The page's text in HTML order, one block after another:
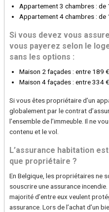
Appartement 3 chambres : de
Appartement 4 chambres : de
Si vous devez vous
vous payerez selon le
sans les options :
Maison 2 façades : entre 189
Maison 4 façades : entre 334
Si vous êtes propriétaire d’un
globalement par le contrat
l’ensemble de l’immeuble. Il ne
contenu et le vol.
L’assurance habitation
que propriétaire ?
En Belgique, les propriétaires ne
souscrire une assurance
majorité d’entre eux veulent
assurance. Lors de l’achat d’un